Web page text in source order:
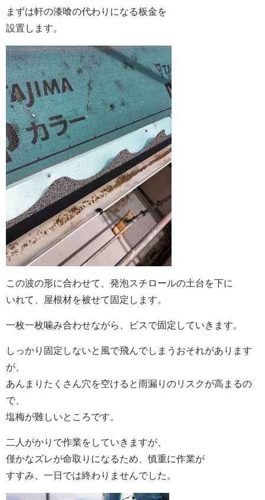
まずは軒の漆喰の代わりになる板金を
設置します。
この波の形に合わせて、発泡スチロールの土台を下に
いれて、屋根材を被せて固定します。
一枚一枚噛み合わせながら、ビスで固定していきます。
しっかり固定しないと風で飛んでしまうおそれがあります
が、
あんまりたくさん穴を空けると雨漏りのリスクが高まるの
で、
塩梅が難しいところです。
二人がかりで作業をしていきますが、
僅かなズレが命取りになるため、慎重に作業が
すすみ、一日では終わりませんでした。